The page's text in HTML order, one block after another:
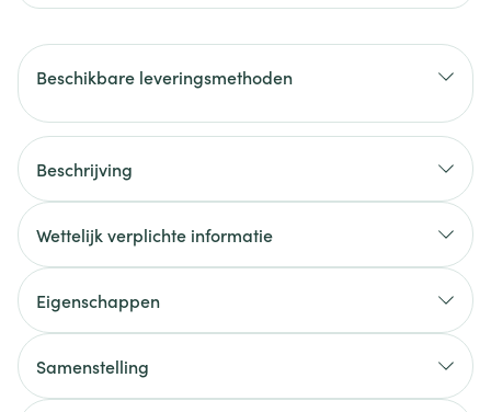
Beschikbare leveringsmethoden
Beschrijving
Wettelijk verplichte informatie
Eigenschappen
Samenstelling